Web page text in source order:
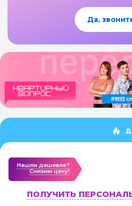
Да,
Нашли дешевле?
Cнизим цену!
ПОЛУЧИТЬ